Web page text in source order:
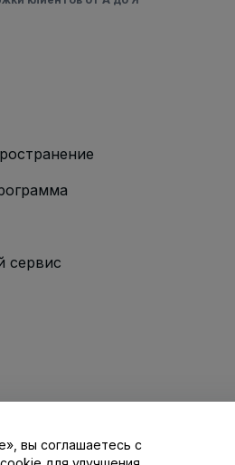
сервис
с нами
вы соглашаетесь с